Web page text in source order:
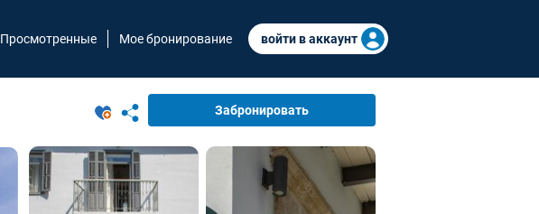
Просмотренные Мое бронирование войти в аккаунт
Забронировать